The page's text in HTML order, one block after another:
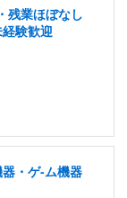
残業ほぼなし
験歓迎
・ゲ-ム機器